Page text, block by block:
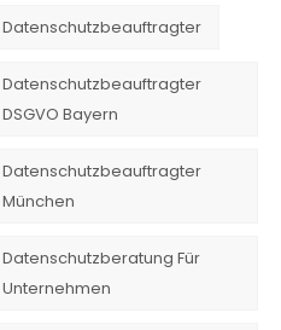
Datenschutzbeauftragter
Datenschutzbeauftragter
DSGVO Bayern
Datenschutzbeauftragter
München
Datenschutzberatung Für
Unternehmen